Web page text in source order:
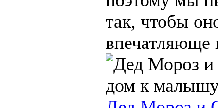
так, чтобы
впечатляюще